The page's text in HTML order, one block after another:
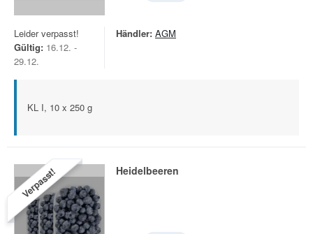
Leider verpasst!
Gültig: 16.12. -
29.12.
Händler: AGM
KL I, 10 x 250 g
Verpasst! Heidelbeeren